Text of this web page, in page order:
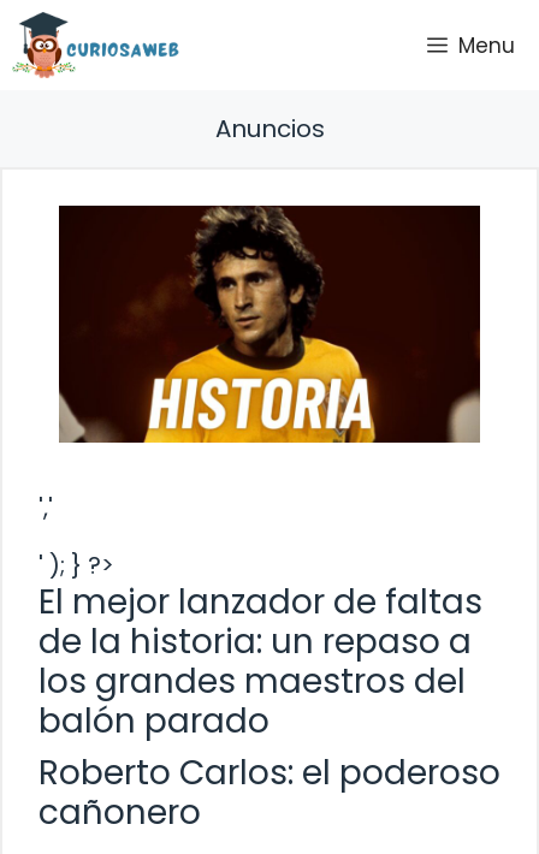
Saltar
contenido
Menu
Anuncios
','
' ); } ?>
El mejor lanzador de faltas
de la historia: un repaso a
los grandes maestros del
balón parado
Roberto Carlos: el poderoso
cañonero